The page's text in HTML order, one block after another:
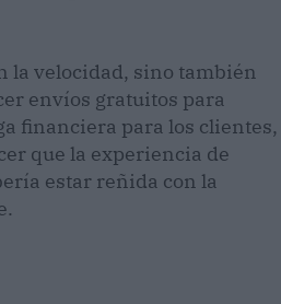
la velocidad, sino también
envíos gratuitos para
financiera para los clientes,
que la experiencia de
estar reñida con la